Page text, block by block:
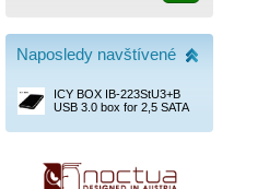
Naposledy navštívené
ICY BOX IB-223StU3+B
USB 3.0 box for 2,5 SATA